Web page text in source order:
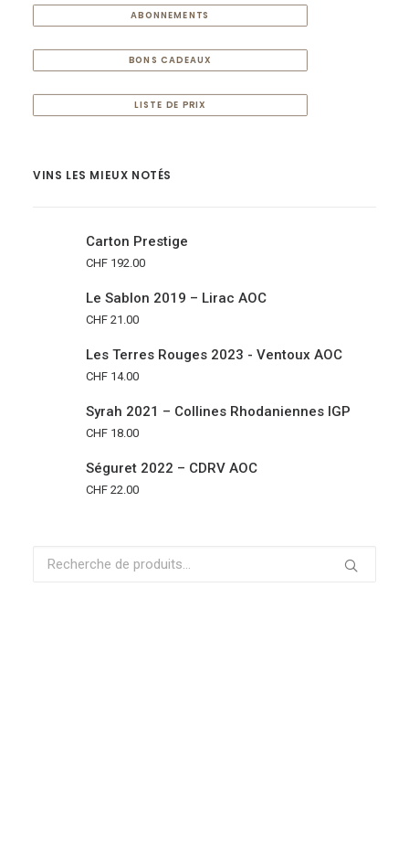
ABONNEMENTS
BONS CADEAUX
LISTE DE PRIX
VINS LES MIEUX NOTÉS
Carton Prestige
CHF 192.00
Le Sablon 2019 – Lirac AOC
CHF 21.00
Les Terres Rouges 2023 - Ventoux AOC
CHF 14.00
Syrah 2021 – Collines Rhodaniennes IGP
CHF 18.00
Séguret 2022 – CDRV AOC
CHF 22.00
Recherche